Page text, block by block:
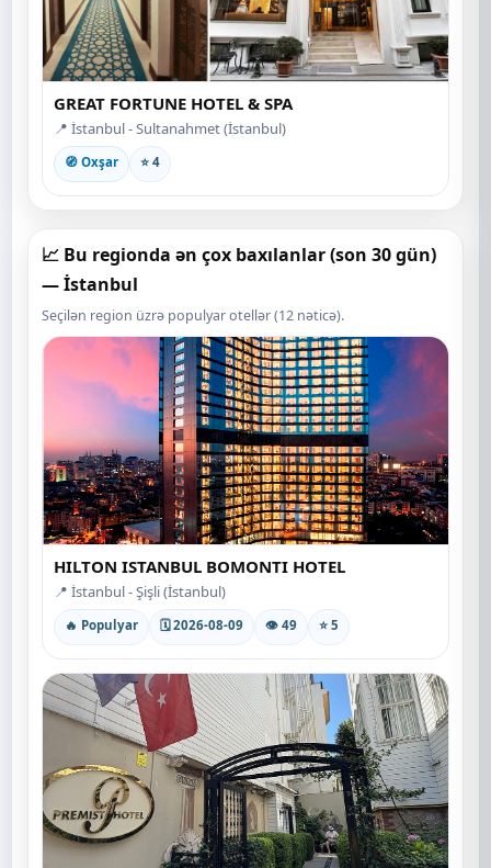
GREAT FORTUNE HOTEL & SPA
📍 İstanbul - Sultanahmet (İstanbul)
🧭 Oxşar ⭐ 4
📈 Bu regionda ən çox baxılanlar (son 30 gün)
— İstanbul
Seçilən region üzrə populyar otellər (12 nəticə).
HILTON ISTANBUL BOMONTI HOTEL
📍 İstanbul - Şişli (İstanbul)
🔥 Populyar 🗓 2026-08-09 👁 49 ⭐ 5